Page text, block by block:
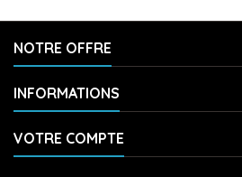
NOTRE OFFRE
INFORMATIONS
VOTRE COMPTE